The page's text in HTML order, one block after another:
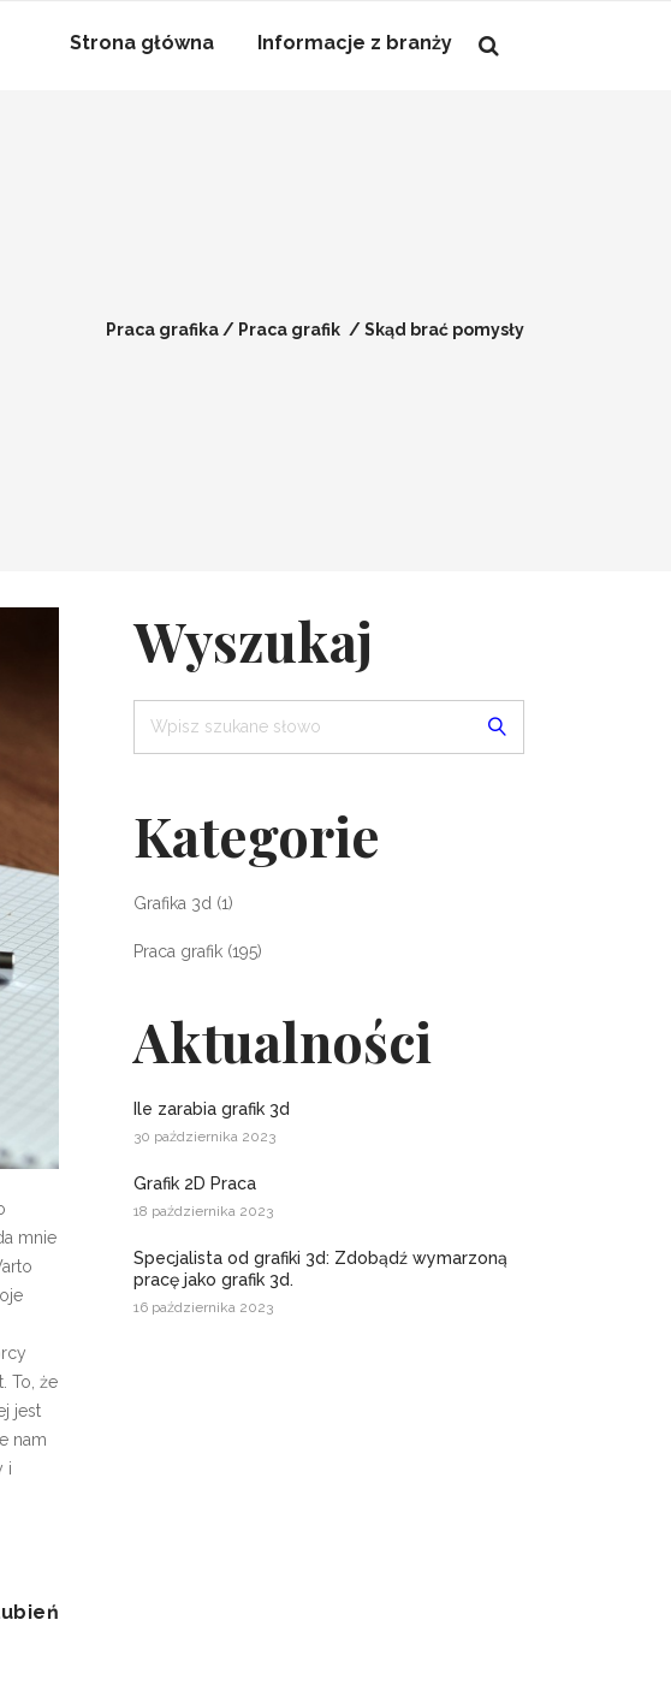
Strona główna Informacje z branży
Praca grafika / Praca grafik /Skąd brać pomysły
mnie
To, że
jest
nam
i
Wyszukaj
Kategorie
Grafika 3d (1)
Praca grafik (195)
Aktualności
Ile zarabia grafik 3d
30 października 2023
Grafik 2D Praca
18 października 2023
Specjalista od grafiki 3d: Zdobądź wymarzoną
pracę jako grafik 3d.
16 października 2023